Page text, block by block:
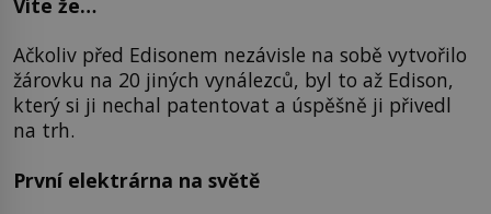
Ačkoliv před Edisonem nezávisle na sobě vytvořilo
žárovku na 20 jiných vynálezců, byl to až Edison,
který si ji nechal patentovat a úspěšně ji přivedl
na trh.
První elektrárna na světě